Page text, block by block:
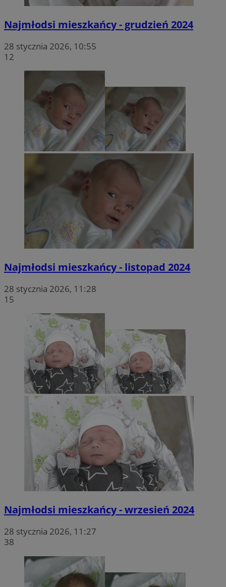
Najmłodsi mieszkańcy - grudzień 2024
28 stycznia 2026, 10:55
12
Najmłodsi mieszkańcy - listopad 2024
28 stycznia 2026, 11:28
15
Najmłodsi mieszkańcy - wrzesień 2024
28 stycznia 2026, 11:27
38